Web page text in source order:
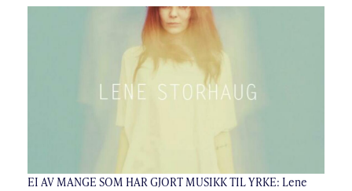
EI AV MANGE SOM HAR GJORT MUSIKK TIL YRKE: Lene